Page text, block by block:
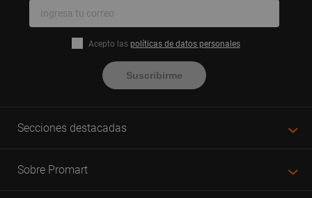
Acepto las políticas de datos personales
Suscribirme
Secciones destacadas
Sobre Promart